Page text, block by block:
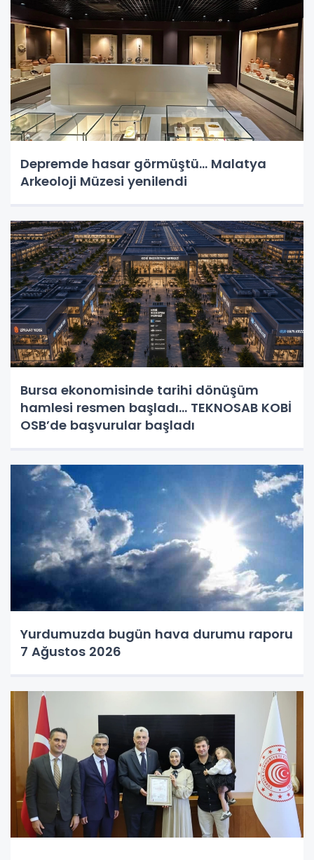
Depremde hasar görmüştü... Malatya
Arkeoloji Müzesi yenilendi
Bursa ekonomisinde tarihi dönüşüm
hamlesi resmen başladı... TEKNOSAB KOBİ
OSB’de başvurular başladı
Yurdumuzda bugün hava durumu raporu
7 Ağustos 2026